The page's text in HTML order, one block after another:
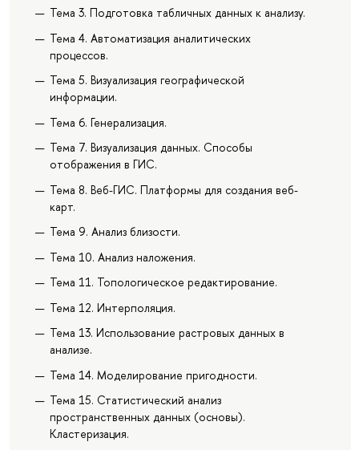
Тема 3. Подготовка табличных данных к анализу.
Тема 4. Автоматизация аналитических
процессов.
Тема 5. Визуализация географической
информации.
Тема 6. Генерализация.
Тема 7. Визуализация данных. Способы
отображения в ГИС.
Тема 8. Веб-ГИС. Платформы для создания веб-
карт.
Тема 9. Анализ близости.
Тема 10. Анализ наложения.
Тема 11. Топологическое редактирование.
Тема 12. Интерполяция.
Тема 13. Использование растровых данных в
анализе.
Тема 14. Моделирование пригодности.
Тема 15. Статистический анализ
пространственных данных (основы).
Кластеризация.